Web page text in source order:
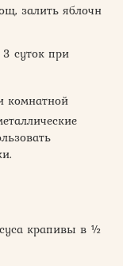
залить яблочн
суток при
комнатной
крапивы в ½